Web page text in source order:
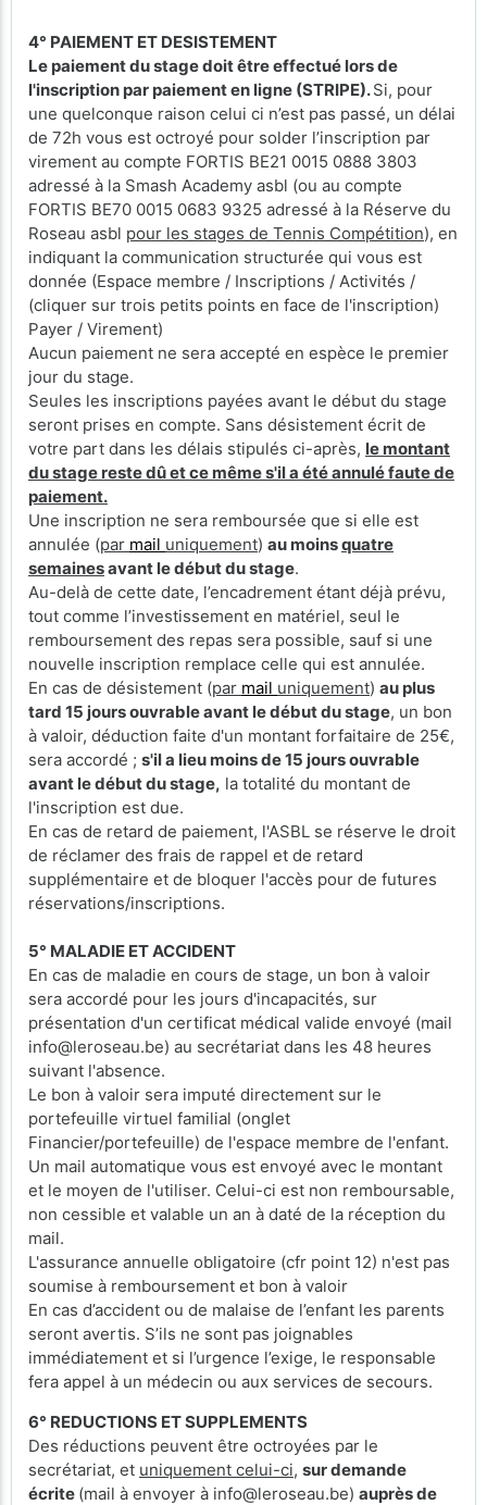
4° PAIEMENT ET DESISTEMENT
Le paiement du stage doit être effectué lors de
l'inscription par paiement en ligne (STRIPE).Si, pour
une quelconque raison celui ci n’est pas passé, un délai
de 72h vous est octroyé pour solder l’inscription par
virement au compte FORTIS BE21 0015 0888 3803
adressé à la Smash Academy asbl (ou au compte
FORTIS BE70 0015 0683 9325 adressé à la Réserve du
Roseau asbl pour les stages de Tennis Compétition), en
indiquant la communication structurée qui vous est
donnée (Espace membre / Inscriptions / Activités /
(cliquer sur trois petits points en face de l'inscription)
Payer / Virement)
Aucun paiement ne sera accepté en espèce le premier
jour du stage.
Seules les inscriptions payées avant le début du stage
seront prises en compte. Sans désistement écrit de
votre part dans les délais stipulés ci-après, le montant
du stage reste dû et ce même s'il a été annulé faute de
paiement.
Une inscription ne sera remboursée que si elle est
annulée (par mail uniquement) au moinsquatre
semainesavant le début du stage.
Au-delà de cette date, l’encadrement étant déjà prévu,
tout comme l’investissement en matériel, seul le
remboursement des repas sera possible, sauf si une
nouvelle inscription remplace celle qui est annulée.
En cas de désistement (par mail uniquement) au plus
tard 15 jours ouvrable avant le début du stage, un bon
à valoir, déduction faite d'un montant forfaitaire de 25€,
sera accordé ; s'il a lieu moins de 15 jours ouvrable
avant le début du stage, la totalité du montant de
l'inscription est due.
En cas de retard de paiement, l'ASBL se réserve le droit
de réclamer des frais de rappel et de retard
supplémentaire et de bloquer l'accès pour de futures
réservations/inscriptions.
5° MALADIE ET ACCIDENT
En cas de maladie en cours de stage, un bon à valoir
sera accordé pour les jours d'incapacités, sur
présentation d'un certificat médical valide envoyé (mail
info@leroseau.be) au secrétariat dans les 48 heures
suivant l'absence.
Le bon à valoir sera imputé directement sur le
portefeuille virtuel familial (onglet
Financier/portefeuille) de l'espace membre de l'enfant.
Un mail automatique vous est envoyé avec le montant
et le moyen de l'utiliser. Celui-ci est non remboursable,
non cessible et valable un an à daté de la réception du
mail.
L'assurance annuelle obligatoire (cfr point 12) n'est pas
soumise à remboursement et bon à valoir
En cas d’accident ou de malaise de l’enfant les parents
seront avertis. S’ils ne sont pas joignables
immédiatement et si l’urgence l’exige, le responsable
fera appel à un médecin ou aux services de secours.
6° REDUCTIONS ET SUPPLEMENTS
Des réductions peuvent être octroyées par le
secrétariat, et uniquement celui-ci, sur demande
écrite (mail à envoyer à info@leroseau.be) auprès de